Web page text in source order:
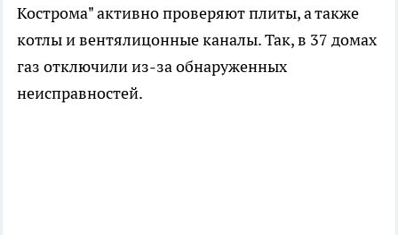
Кострома" активно проверяют плиты, а также
котлы и вентялицонные каналы. Так, в 37 домах
газ отключили из-за обнаруженных
неисправностей.